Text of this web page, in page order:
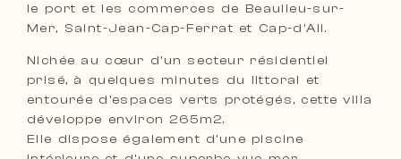
le port et les commerces de Beaulieu-sur-
Mer, Saint-Jean-Cap-Ferrat et Cap-d’Ail.
Nichée au cœur d’un secteur résidentiel
prisé, à quelques minutes du littoral et
entourée d’espaces verts protégés, cette villa
développe environ 265m2.
Elle dispose également d’une piscine